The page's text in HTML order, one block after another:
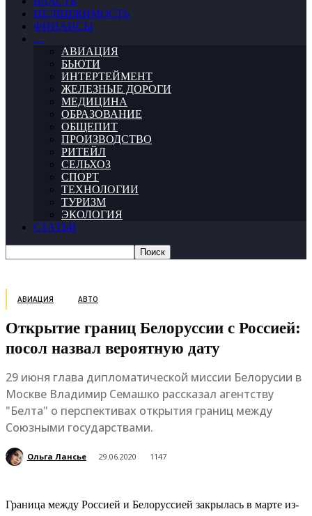
НЕДВИЖИМОСТЬ
ФИНАНСЫ
…
АВИАЦИЯ
БЬЮТИ
ИНТЕРТЕЙМЕНТ
ЖЕЛЕЗНЫЕ ДОРОГИ
МЕДИЦИНА
ОБРАЗОВАНИЕ
ОБЩЕПИТ
ПРОИЗВОДСТВО
РИТЕЙЛ
СЕЛЬХОЗ
СПОРТ
ТЕХНОЛОГИИ
ТУРИЗМ
ЭКОЛОГИЯ
СТАТЬИ
АВИАЦИЯ АВТО
Открытие границ Белоруссии с Россией:
посол назвал вероятную дату
29 июня глава дипломатической миссии Белорусии в
Москве Владимир Семашко рассказал агентству
"Белта" о перспективах открытия границ между
Союзными государствами.
Ольга Лансье 29.06.2020 1147
Граница между Россией и Белоруссией закрылась в марте из-